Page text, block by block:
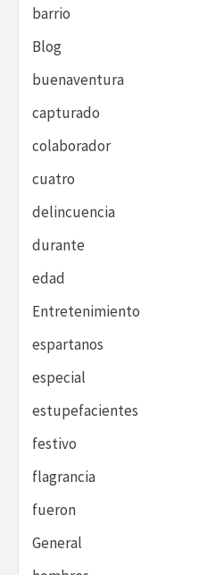
barrio
Blog
buenaventura
capturado
colaborador
cuatro
delincuencia
durante
edad
Entretenimiento
espartanos
especial
estupefacientes
festivo
flagrancia
fueron
General